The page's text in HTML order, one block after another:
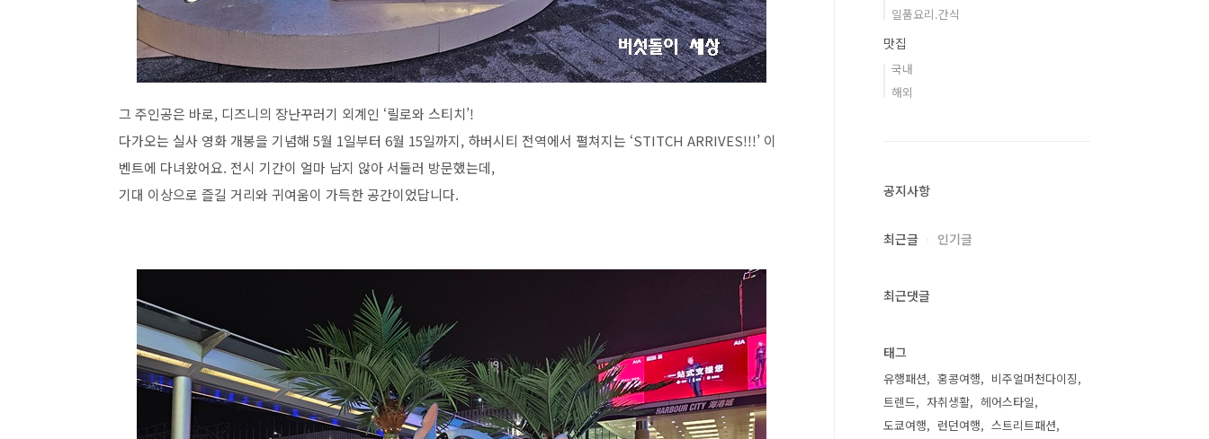
그 주인공은 바로, 디즈니의 장난꾸러기 외계인 ‘릴로와 스티치’!
다가오는 실사 영화 개봉을 기념해 5월 1일부터 6월 15일까지, 하버시티 전역에서 펼쳐지는 ‘STITCH ARRIVES!!!’ 이
벤트에 다녀왔어요. 전시 기간이 얼마 남지 않아 서둘러 방문했는데,
기대 이상으로 즐길 거리와 귀여움이 가득한 공간이었답니다.
일품요리.간식
맛집
국내
해외
공지사항
최근글 인기글
최근댓글
태그
유행패션 홍콩여행
비주얼머천다이징
트렌드
자취생활
헤어스타일
도쿄여행
런던여행
스트리트패션